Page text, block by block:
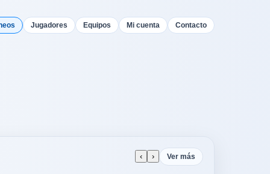
Jugadores Equipos Mi cuenta Contacto
‹ › Ver más